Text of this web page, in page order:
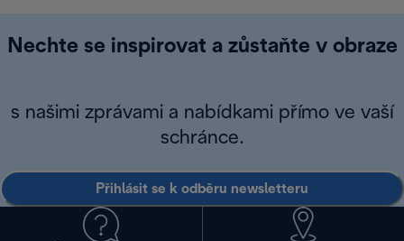
Nechte se inspirovat a zůstaňte v obraze
s našimi zprávami a nabídkami přímo ve vaší
schránce.
Přihlásit se k odběru newsletteru